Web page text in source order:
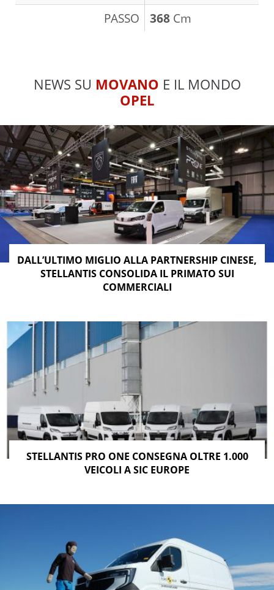
PASSO 368 Cm
NEWS SU MOVANO E IL MONDO
OPEL
DALL’ULTIMO MIGLIO ALLA PARTNERSHIP CINESE,
STELLANTIS CONSOLIDA IL PRIMATO SUI
COMMERCIALI
STELLANTIS PRO ONE CONSEGNA OLTRE 1.000
VEICOLI A SIC EUROPE